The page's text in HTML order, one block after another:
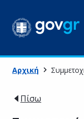
Αρχική
Πίσω